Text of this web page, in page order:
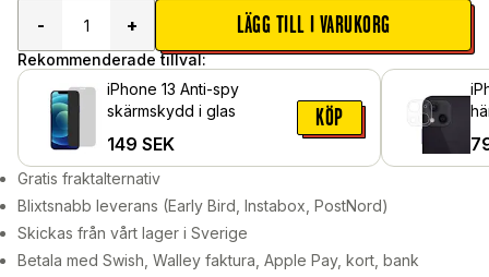
-
+ LÄGG TILL I VARUKORG
Rekommenderade tillval:
iPhone 13 Anti-spy
skärmskydd i glas
149 SEK
KÖP
Gratis fraktalternativ
Blixtsnabb leverans (Early Bird, Instabox, PostNord)
Skickas från vårt lager i Sverige
Betala med Swish, Walley faktura, Apple Pay, kort, bank